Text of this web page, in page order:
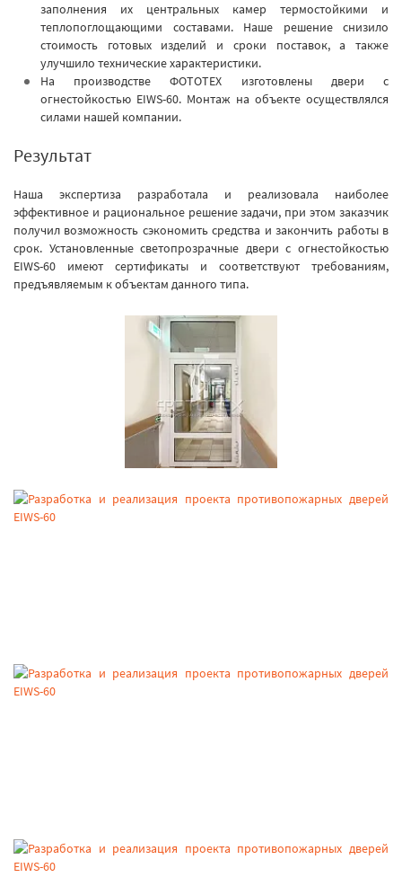
заполнения их центральных камер термостойкими и
теплопоглощающими составами. Наше решение снизило
стоимость готовых изделий и сроки поставок, а также
улучшило технические характеристики.
На производстве ФОТОТЕХ изготовлены двери с
огнестойкостью EIWS-60. Монтаж на объекте осуществлялся
силами нашей компании.
Результат
Наша экспертиза разработала и реализовала наиболее
эффективное и рациональное решение задачи, при этом заказчик
получил возможность сэкономить средства и закончить работы в
срок. Установленные светопрозрачные двери с огнестойкостью
EIWS-60 имеют сертификаты и соответствуют требованиям,
предъявляемым к объектам данного типа.